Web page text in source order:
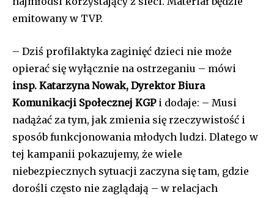
emitowany w TVP.
– Dziś profilaktyka zaginięć dzieci nie może
opierać się wyłącznie na ostrzeganiu – mówi
insp. Katarzyna Nowak, Dyrektor Biura
Komunikacji Społecznej KGPi dodaje: – Musi
nadążać za tym, jak zmienia się rzeczywistość i
sposób funkcjonowania młodych ludzi. Dlatego w
tej kampanii pokazujemy, że wiele
niebezpiecznych sytuacji zaczyna się tam, gdzie
dorośli często nie zaglądają – w relacjach